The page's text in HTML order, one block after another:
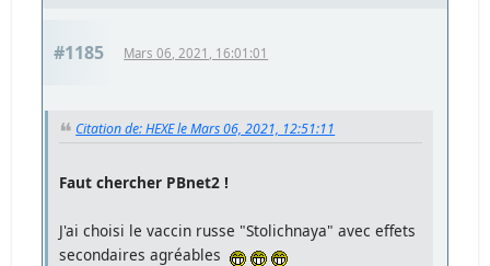
#1185 Mars 06, 2021, 16:01:01
Citation de: HEXE le Mars 06, 2021, 12:51:11
Faut chercher PBnet2 !
J'ai choisi le vaccin russe "Stolichnaya" avec effets
secondaires agréables